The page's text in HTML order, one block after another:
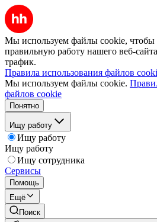
Мы используем файлы cookie, чтобы
правильную работу нашего веб-
трафик.
Правила использования файлов
Мы используем файлы cookie.
файлов cookie
Понятно
Ищу работу
Ищу работу
Ищу работу
Ищу сотрудника
Сервисы
Помощь
Ещё
Поиск